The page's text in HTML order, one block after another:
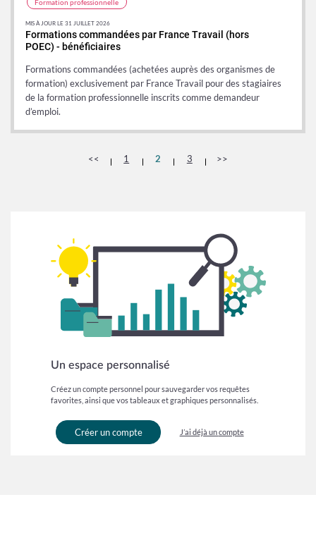
Formations commandées par France Travail (hors
POEC) - bénéficiaires
Formations commandées (achetées auprès des organismes de
formation) exclusivement par France Travail pour des stagiaires
de la formation professionnelle inscrits comme demandeur
d’emploi.
Formation professionnelle
MIS À JOUR LE 31 JUILLET 2026
<< 1 2 3 >>
Un espace personnalisé
Créez un compte personnel pour sauvegarder vos requêtes
favorites, ainsi que vos tableaux et graphiques personnalisés.
Créer un compte J’ai déjà un compte